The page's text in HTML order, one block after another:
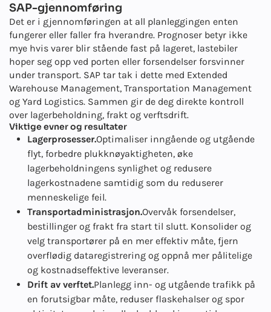
SAP-gjennomføring
Det er i gjennomføringen at all planleggingen enten
fungerer eller faller fra hverandre. Prognoser betyr ikke
mye hvis varer blir stående fast på lageret, lastebiler
hoper seg opp ved porten eller forsendelser forsvinner
under transport. SAP tar tak i dette med Extended
Warehouse Management, Transportation Management
og Yard Logistics. Sammen gir de deg direkte kontroll
over lagerbeholdning, frakt og verftsdrift.
Viktige evner og resultater
Lagerprosesser.Optimaliser inngående og utgående
flyt, forbedre plukknøyaktigheten, øke
lagerbeholdningens synlighet og redusere
lagerkostnadene samtidig som du reduserer
menneskelige feil.
Transportadministrasjon.Overvåk forsendelser,
bestillinger og frakt fra start til slutt. Konsolider og
velg transportører på en mer effektiv måte, fjern
overflødig dataregistrering og oppnå mer pålitelige
og kostnadseffektive leveranser.
Drift av verftet.Planlegg inn- og utgående trafikk på
en forutsigbar måte, reduser flaskehalser og spor